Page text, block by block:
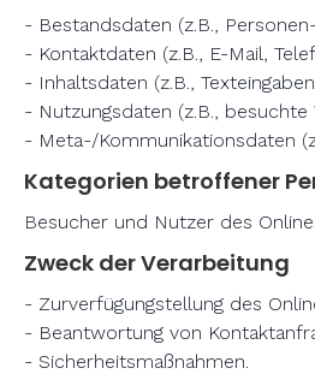
- Bestandsdaten (z.B.,
- Kontaktdaten (z.B., E-Mail,
- Inhaltsdaten (z.B.,
- Nutzungsdaten (z.B.,
- Meta-/Kommunikationsdaten
Kategorien betroffener
Besucher und Nutzer des
Zweck der Verarbeitung
- Zurverfügungstellung des
- Beantwortung von
- Sicherheitsmaßnahmen.